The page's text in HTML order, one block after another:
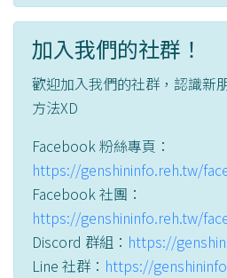
加入我們的社群！
歡迎加入我們的社群，認識新
方法XD
Facebook 粉絲專頁：
https://genshininfo.reh.tw/
Facebook 社團：
https://genshininfo.reh.tw/
Discord 群組： https://
Line 社群： https://